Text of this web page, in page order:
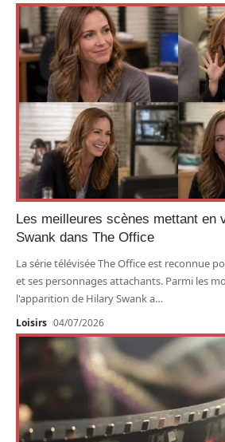
Les meilleures scènes mettant en
Swank dans The Office
La série télévisée The Office est reconnue
et ses personnages attachants. Parmi les
l'apparition de Hilary Swank a…
Loisirs 04/07/2026